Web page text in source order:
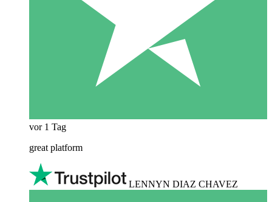
vor 1 Tag
great platform
LENNYN DIAZ CHAVEZ